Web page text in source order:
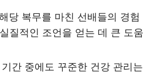
당 복무를 마친 선배들의 경험
질적인 조언을 얻는 데 큰 도움
간 중에도 꾸준한 건강 관리는